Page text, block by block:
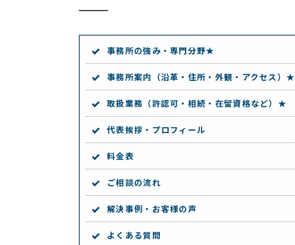
事務所の強み・専門分野★
事務所案内（沿革・住所・外観・アクセス）★
取扱業務（許認可・相続・在留資格など）★
代表挨拶・プロフィール
料金表
ご相談の流れ
解決事例・お客様の声
よくある質問